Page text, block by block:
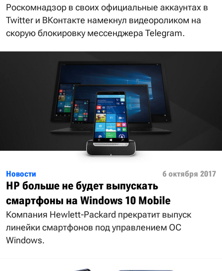
Роскомнадзор в своих официальные аккаунтах в
Twitter и ВКонтакте намекнул видеороликом на
скорую блокировку мессенджера Telegram.
Новости 6 октября 2017
HP больше не будет выпускать
смартфоны на Windows 10 Mobile
Компания Hewlett-Packard прекратит выпуск
линейки смартфонов под управлением ОС
Windows.